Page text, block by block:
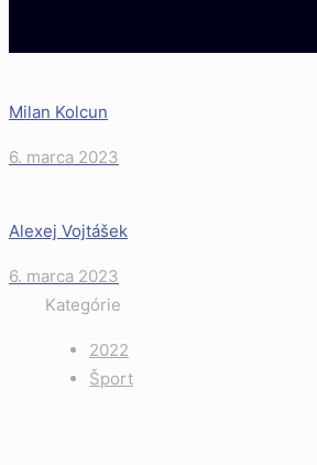
Milan Kolcun
6. marca 2023
Alexej Vojtášek
6. marca 2023
Kategórie
2022
Šport